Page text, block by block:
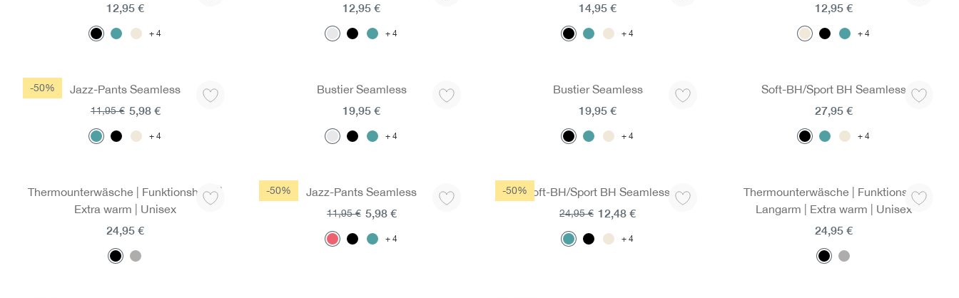
4
12,95 €
4
12,95 €
4
14,95 €
4
12,95 €
-50% Jazz-Pants Seamless
4
5,98 €
11,95 €
Bustier Seamless
4
19,95 €
Bustier Seamless
4
19,95 €
Soft-BH/Sport BH Seamless
4
27,95 €
Thermounterwäsche | Funktionshose |
Extra warm | Unisex
24,95 €
-50% Jazz-Pants Seamless
4
5,98 €
11,95 €
-50%Soft-BH/Sport BH Seamless
4
12,48 €
24,95 €
Thermounterwäsche | Funktionshirt
Langarm | Extra warm | Unisex
24,95 €